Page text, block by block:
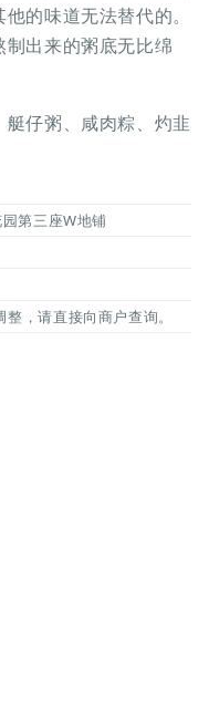
的味道无法替代的。
出来的粥底无比绵
仔粥、咸肉粽、灼韭
第三座W地铺
，请直接向商户查询。